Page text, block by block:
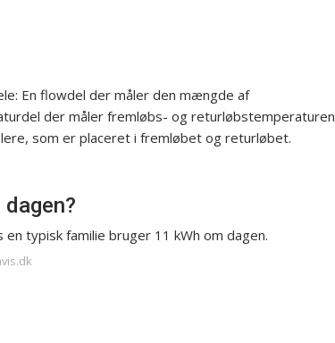
En flowdel der måler den mængde af
der måler fremløbs- og returløbstemperaturen
som er placeret i fremløbet og returløbet.
typisk familie bruger 11 kWh om dagen.